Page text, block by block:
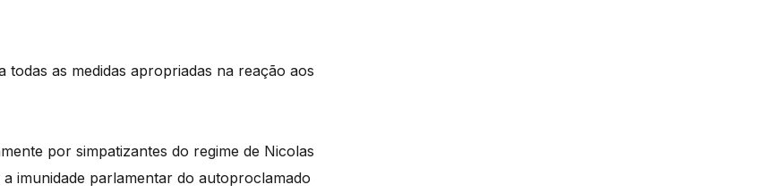
as medidas apropriadas na reação aos
por simpatizantes do regime de Nicolas
imunidade parlamentar do autoproclamado